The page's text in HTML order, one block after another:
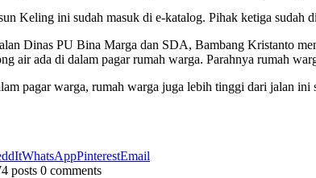
Keling ini sudah masuk di e-katalog. Pihak ketiga sudah
Dinas PU Bina Marga dan SDA, Bambang Kristanto
air ada di dalam pagar rumah warga. Parahnya rumah
pagar warga, rumah warga juga lebih tinggi dari jalan
WhatsAppPinterestEmail
posts 0 comments